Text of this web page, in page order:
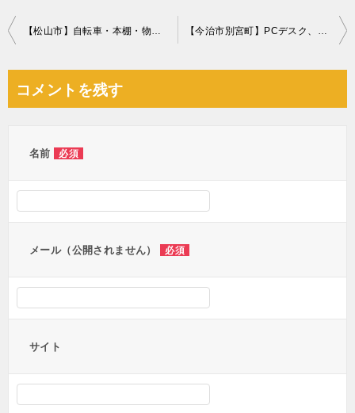
投
ビ
コメントを残す
名前 必須
メール（公開されません） 必須
サイト